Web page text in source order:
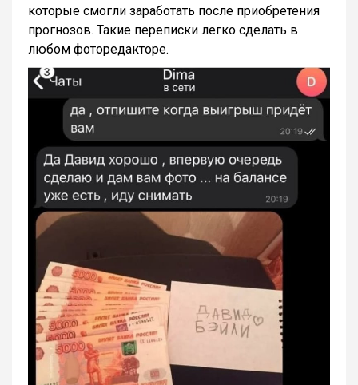
которые смогли заработать после приобретения
прогнозов. Такие переписки легко сделать в
любом фоторедакторе.